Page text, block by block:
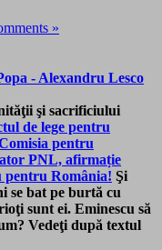
»
şi sacrificiului
de lege pentru
pentru
PNL, afirmație
pentru România! Şi
se bat pe burtă cu
sunt ei. Eminescu să
Vedeţi după textul